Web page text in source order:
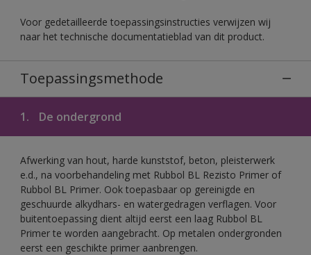
Voor gedetailleerde toepassingsinstructies verwijzen wij
naar het technische documentatieblad van dit product.
Toepassingsmethode
1. De ondergrond
Afwerking van hout, harde kunststof, beton, pleisterwerk
e.d., na voorbehandeling met Rubbol BL Rezisto Primer of
Rubbol BL Primer. Ook toepasbaar op gereinigde en
geschuurde alkydhars- en watergedragen verflagen. Voor
buitentoepassing dient altijd eerst een laag Rubbol BL
Primer te worden aangebracht. Op metalen ondergronden
eerst een geschikte primer aanbrengen.